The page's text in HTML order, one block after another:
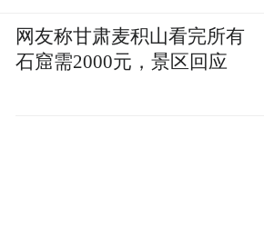
网友称甘肃麦积山看完所有
石窟需2000元，景区回应